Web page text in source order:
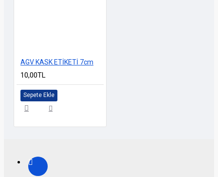
AGV KASK ETİKETİ 7cm
10,00TL
Sepete Ekle